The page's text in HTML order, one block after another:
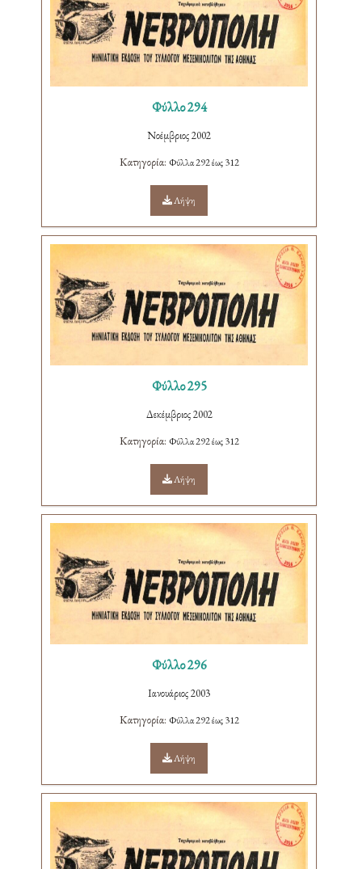
Φύλλο 294
Νοέμβριος 2002
Κατηγορία: Φύλλα 292 έως 312
Λήψη
Φύλλο 295
Δεκέμβριος 2002
Κατηγορία: Φύλλα 292 έως 312
Λήψη
Φύλλο 296
Ιανουάριος 2003
Κατηγορία: Φύλλα 292 έως 312
Λήψη